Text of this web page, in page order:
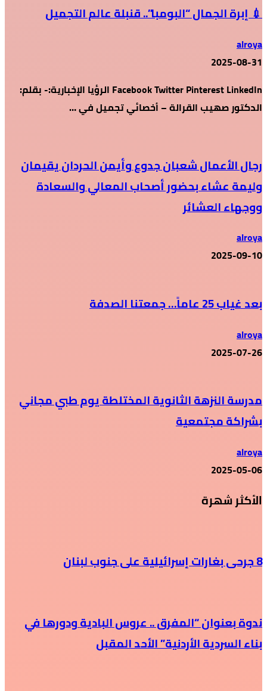
💉 إبرة الجمال “البومبا”.. قنبلة عالم التجميل
alroya
2025-08-31
Facebook Twitter Pinterest LinkedIn الرؤيا الإخبارية:- بقلم:
الدكتور صهيب القرالة – أخصائي تجميل في …
رجال الأعمال شعبان جدوع وأيمن الحردان يقيمان
وليمة عشاء بحضور أصحاب المعالي والسعادة
ووجهاء العشائر
alroya
2025-09-10
بعد غياب 25 عاماً… جمعتنا الصدفة
alroya
2025-07-26
مدرسة النزهة الثانوية المختلطة يوم طبي مجاني
بشراكة مجتمعية
alroya
2025-05-06
الأكثر شهرة
8 جرحى بغارات إسرائيلية على جنوب لبنان
ندوة بعنوان “المفرق .. عروس البادية ودورها في
بناء السردية الأردنية” الأحد المقبل